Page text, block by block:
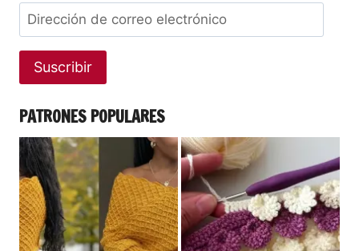
Suscribir
PATRONES POPULARES